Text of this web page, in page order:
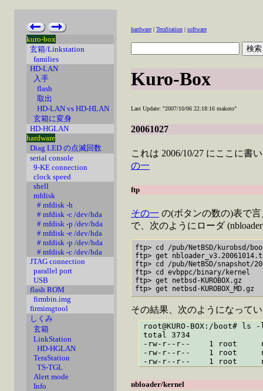
kuro-box
玄箱/Linkstation
families
HD-LAN
入手
flash
取出
HD-LAN vs HD-HLAN
玄箱に変身
HD-HGLAN
hardware
Diag LED の点滅回数
serial console
9-KE connection
clock speed
shell
mfdisk
# mfdisk -h
# mfdisk -c /dev/hda
# mfdisk -p /dev/hda
# mfdisk -e /dev/hda
# mfdisk -p /dev/hda
# mfdisk -c /dev/hda
JTAG connection
parallel port
USB
flash ROM
firmbin.img
firmimgtool
しくみ
玄箱
LinkStation
HD-HGLAN
TeraStation
TS-TGL
Alert mode
Info
hardware | TeraStation | software
Kuro-Box
Last Update: "2007/10/06 22:18:16 makoto"
20061027
これは 2006/10/27 にここに
の一
ftp
その一 の(ボタンの数の)表で
で、次のようにローダ
ftp> cd /pub/NetBSD/kurobsd/
ftp> get
ftp> cd /pub/NetBSD/snapshot/
ftp> cd evbppc/binary/kernel
ftp> get netbsd-KUROBOX.gz
その結果、次のようになって
root@KURO-BOX:/boot# ls
total 3734
-rw-r--r--    1 root
-rw-r--r--    1 root     root
nbloader/kernel